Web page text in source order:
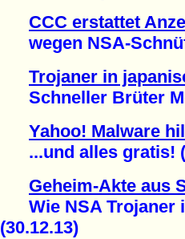
CCC erstattet
wegen NSA-
Trojaner in
Schneller Brüter
Yahoo! Malware
...und alles gratis!
Geheim-Akte aus
Wie NSA Trojaner
(30.12.13)